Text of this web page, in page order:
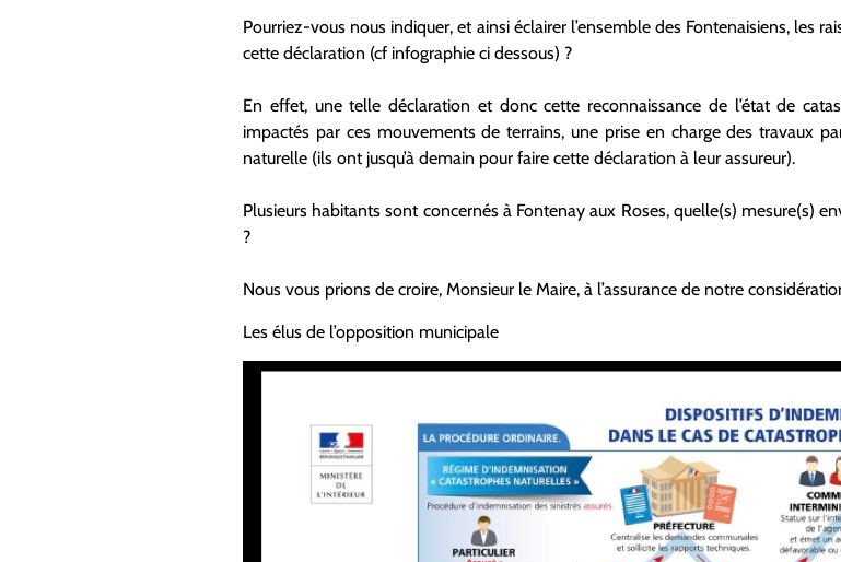
Pourriez-vous nous indiquer, et ainsi éclairer l’ensemble des Fontenaisiens, les
cette déclaration (cf infographie ci dessous) ?
En effet, une telle déclaration et donc cette reconnaissance de l’état de
impactés par ces mouvements de terrains, une prise en charge des travaux
naturelle (ils ont jusqu’à demain pour faire cette déclaration à leur assureur).
Plusieurs habitants sont concernés à Fontenay aux Roses, quelle(s) mesure(s)
?
Nous vous prions de croire, Monsieur le Maire, à l’assurance de notre
Les élus de l’opposition municipale